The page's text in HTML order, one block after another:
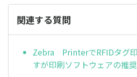
関連する質問
Zebra PrinterでRFIDタグ
すが印刷ソフトウェアの推